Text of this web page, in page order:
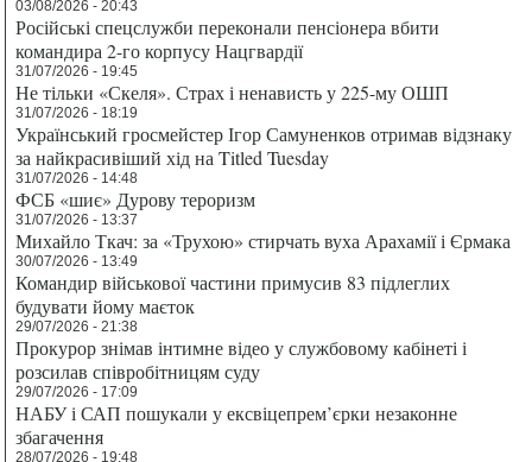
03/08/2026 - 20:43
Російські спецслужби переконали пенсіонера вбити
командира 2-го корпусу Нацгвардії
31/07/2026 - 19:45
Не тільки «Скеля». Страх і ненависть у 225-му ОШП
31/07/2026 - 18:19
Український гросмейстер Ігор Самуненков отримав відзнаку
за найкрасивіший хід на Titled Tuesday
31/07/2026 - 14:48
ФСБ «шиє» Дурову тероризм
31/07/2026 - 13:37
Михайло Ткач: за «Трухою» стирчать вуха Арахамії і Єрмака
30/07/2026 - 13:49
Командир військової частини примусив 83 підлеглих
будувати йому маєток
29/07/2026 - 21:38
Прокурор знімав інтимне відео у службовому кабінеті і
розсилав співробітницям суду
29/07/2026 - 17:09
НАБУ і САП пошукали у ексвіцепрем’єрки незаконне
збагачення
28/07/2026 - 19:48